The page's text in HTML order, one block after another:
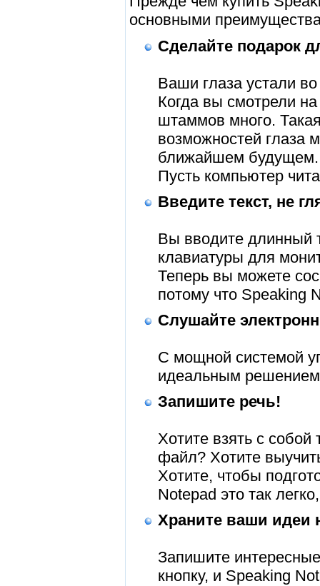
основными
Сделайте подарок
Ваши глаза устали
Когда вы смотрели
штаммов много.
возможностей глаза
ближайшем будущем.
Пусть компьютер
Введите текст, не
Вы вводите длинный
клавиатуры для
Теперь вы можете
потому что Speaking
Слушайте
С мощной системой
идеальным решением
Запишите речь!
Хотите взять с
файл? Хотите
Хотите, чтобы
Notepad это так
Храните ваши идеи
Запишите
кнопку, и Speaking